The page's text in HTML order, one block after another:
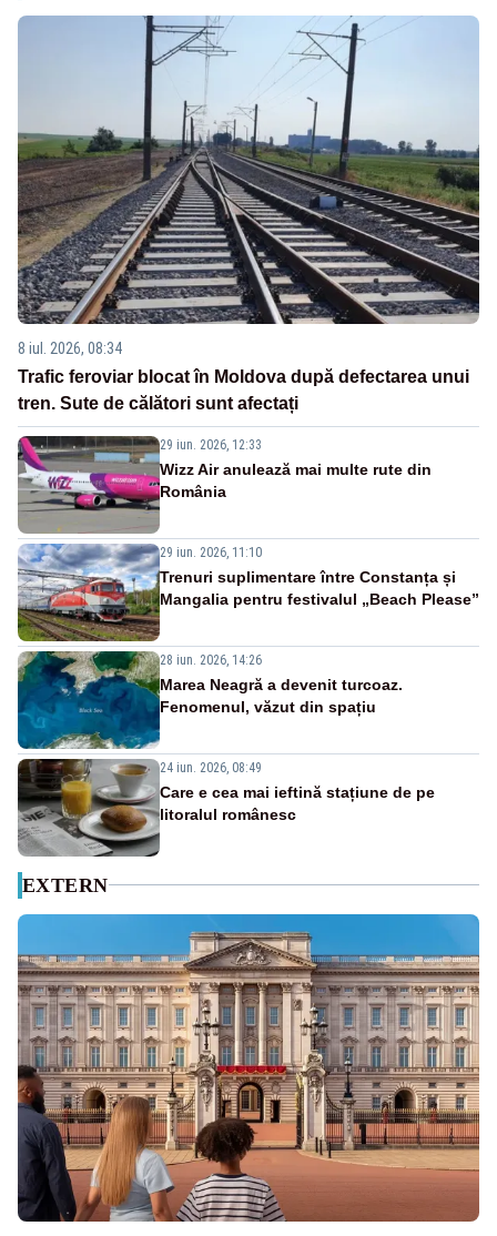
8 iul. 2026, 08:34
Trafic feroviar blocat în Moldova după defectarea unui
tren. Sute de călători sunt afectați
29 iun. 2026, 12:33
Wizz Air anulează mai multe rute din
România
29 iun. 2026, 11:10
Trenuri suplimentare între Constanța și
Mangalia pentru festivalul „Beach Please”
28 iun. 2026, 14:26
Marea Neagră a devenit turcoaz.
Fenomenul, văzut din spațiu
24 iun. 2026, 08:49
Care e cea mai ieftină stațiune de pe
litoralul românesc
EXTERN